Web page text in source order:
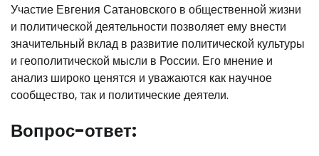
Участие Евгения Сатановского в общественной жизни
и политической деятельности позволяет ему внести
значительный вклад в развитие политической культуры
и геополитической мысли в России. Его мнение и
анализ широко ценятся и уважаются как научное
сообщество, так и политические деятели.
Вопрос-ответ: